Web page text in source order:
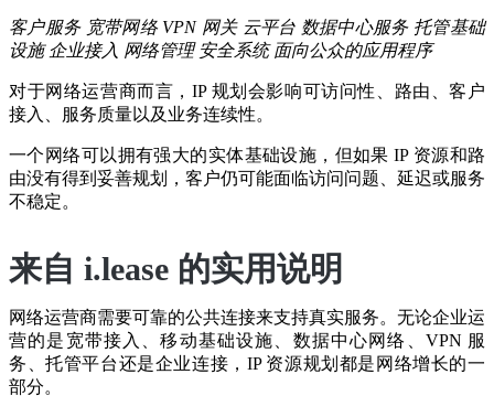
客户服务 宽带网络 VPN 网关 云平台 数据中心服务 托管基础
设施 企业接入 网络管理 安全系统 面向公众的应用程序
对于网络运营商而言，IP 规划会影响可访问性、路由、客户
接入、服务质量以及业务连续性。
一个网络可以拥有强大的实体基础设施，但如果 IP 资源和路
由没有得到妥善规划，客户仍可能面临访问问题、延迟或服务
不稳定。
来自 i.lease 的实用说明
网络运营商需要可靠的公共连接来支持真实服务。无论企业运
营的是宽带接入、移动基础设施、数据中心网络、VPN 服
务、托管平台还是企业连接，IP 资源规划都是网络增长的一
部分。